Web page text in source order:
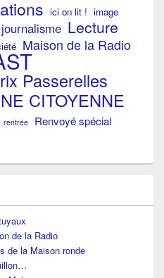
ici on lit ! image
journalisme Lecture
Maison de la Radio
Passerelles
CITOYENNE
rentrée Renvoyé spécial
de la Radio
de la Maison ronde